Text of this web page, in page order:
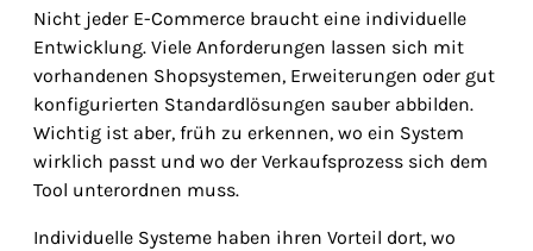
Nicht jeder E-Commerce braucht eine individuelle
Entwicklung. Viele Anforderungen lassen sich mit
vorhandenen Shopsystemen, Erweiterungen oder gut
konfigurierten Standardlösungen sauber abbilden.
Wichtig ist aber, früh zu erkennen, wo ein System
wirklich passt und wo der Verkaufsprozess sich dem
Tool unterordnen muss.
Individuelle Systeme haben ihren Vorteil dort, wo